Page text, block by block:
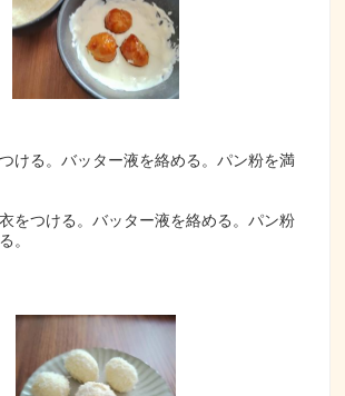
ける。バッター液を絡める。パン粉を満
をつける。バッター液を絡める。パン粉
。